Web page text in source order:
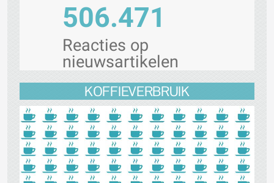
506.471
Reacties op
nieuwsartikelen
KOFFIEVERBRUIK